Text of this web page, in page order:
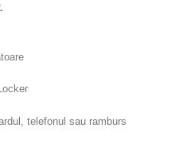
telefonul sau ramburs